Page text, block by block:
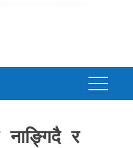
नाङ्गिदै र